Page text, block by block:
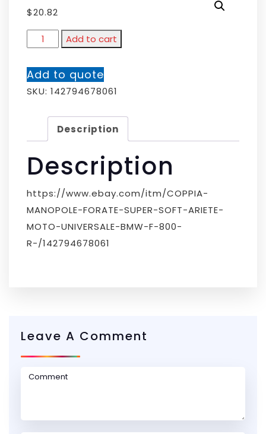
$20.82
Add to cart
Add to quote
SKU: 142794678061
Description
Description
https://www.ebay.com/itm/COPPIA-
MANOPOLE-FORATE-SUPER-SOFT-ARIETE-
MOTO-UNIVERSALE-BMW-F-800-
R-/142794678061
Leave A Comment